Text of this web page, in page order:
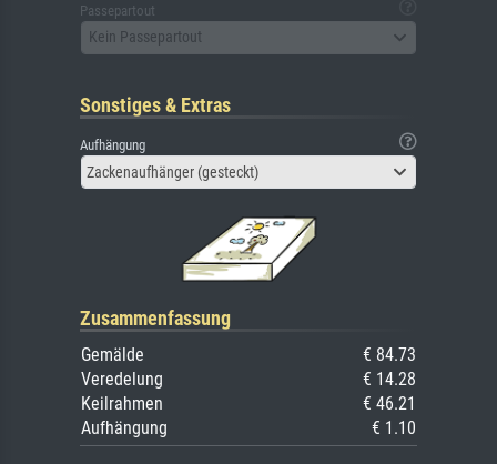
Passepartout
Kein Passepartout
Sonstiges & Extras
Aufhängung
Zackenaufhänger (gesteckt)
Zusammenfassung
Gemälde
€ 84.73
Veredelung
€ 14.28
Keilrahmen
€ 46.21
Aufhängung
€ 1.10